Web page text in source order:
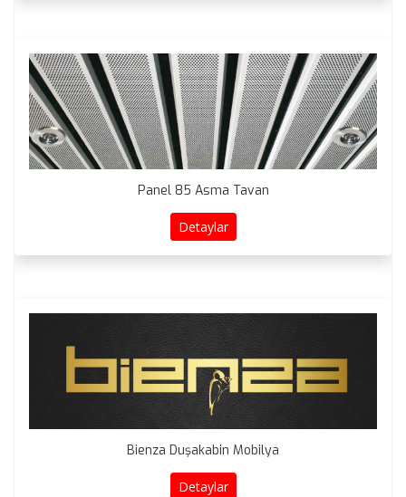
Panel 85 Asma Tavan
Detaylar
Bienza Duşakabin Mobilya
Detaylar